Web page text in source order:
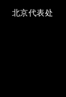
北京代表处